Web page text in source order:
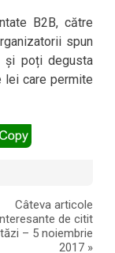
B2B, către
spun
poți degusta
lei care permite
Câteva articole
de citit
– 5 noiembrie
2017 »